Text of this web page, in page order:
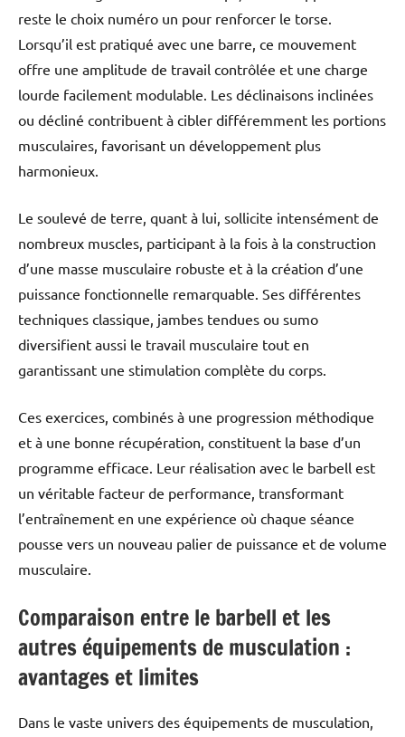
reste le choix numéro un pour renforcer le torse.
Lorsqu’il est pratiqué avec une barre, ce mouvement
offre une amplitude de travail contrôlée et une charge
lourde facilement modulable. Les déclinaisons inclinées
ou décliné contribuent à cibler différemment les portions
musculaires, favorisant un développement plus
harmonieux.
Le soulevé de terre, quant à lui, sollicite intensément de
nombreux muscles, participant à la fois à la construction
d’une masse musculaire robuste et à la création d’une
puissance fonctionnelle remarquable. Ses différentes
techniques classique, jambes tendues ou sumo
diversifient aussi le travail musculaire tout en
garantissant une stimulation complète du corps.
Ces exercices, combinés à une progression méthodique
et à une bonne récupération, constituent la base d’un
programme efficace. Leur réalisation avec le barbell est
un véritable facteur de performance, transformant
l’entraînement en une expérience où chaque séance
pousse vers un nouveau palier de puissance et de volume
musculaire.
Comparaison entre le barbell et les
autres équipements de musculation :
avantages et limites
Dans le vaste univers des équipements de musculation,